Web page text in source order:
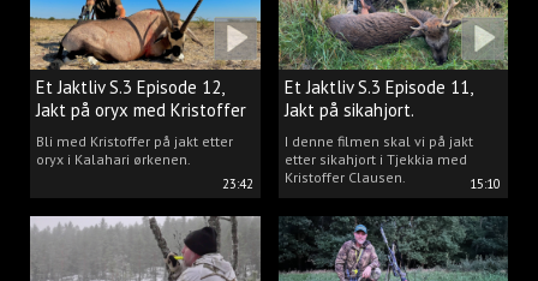
23:42
Et Jaktliv S.3 Episode 12,
Jakt på oryx med Kristoffer
Clausen
Bli med Kristoffer på jakt etter
oryx i Kalahari ørkenen.
15:10
Et Jaktliv S.3 Episode 11,
Jakt på sikahjort.
I denne filmen skal vi på jakt
etter sikahjort i Tjekkia med
Kristoffer Clausen.